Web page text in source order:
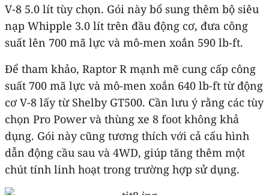
V-8 5.0 lít tùy chọn. Gói này bổ sung thêm bộ siêu
nạp Whipple 3.0 lít trên đầu động cơ, đưa công
suất lên 700 mã lực và mô-men xoắn 590 lb-ft.
Để tham khảo, Raptor R mạnh mẽ cung cấp công
suất 700 mã lực và mô-men xoắn 640 lb-ft từ động
cơ V-8 lấy từ Shelby GT500. Cần lưu ý rằng các tùy
chọn Pro Power và thùng xe 8 foot không khả
dụng. Gói này cũng tương thích với cả cấu hình
dẫn động cầu sau và 4WD, giúp tăng thêm một
chút tính linh hoạt trong trường hợp sử dụng.